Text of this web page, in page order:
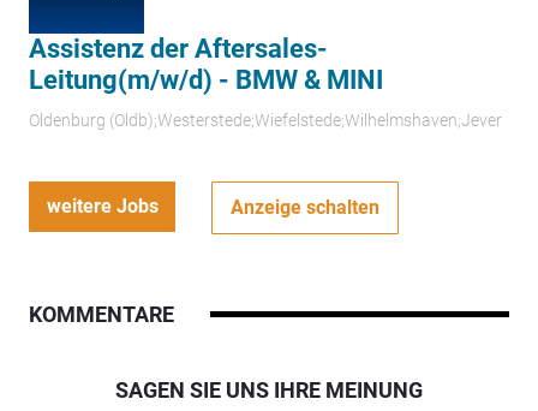
Assistenz der Aftersales-
Leitung(m/w/d) - BMW & MINI
Oldenburg (Oldb);Westerstede;Wiefelstede;Wilhelmshaven;Jever
weitere Jobs Anzeige schalten
KOMMENTARE
SAGEN SIE UNS IHRE MEINUNG